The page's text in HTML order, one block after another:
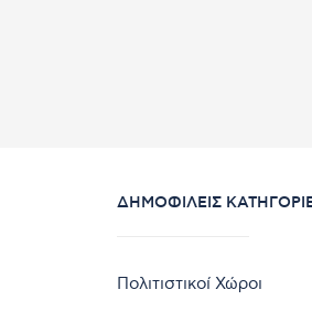
ΔΗΜΟΦΙΛΕΊΣ
Πολιτιστικοί Χώροι